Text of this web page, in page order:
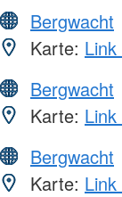
Bergwacht
Karte:
Bergwacht
Karte:
Bergwacht
Karte: